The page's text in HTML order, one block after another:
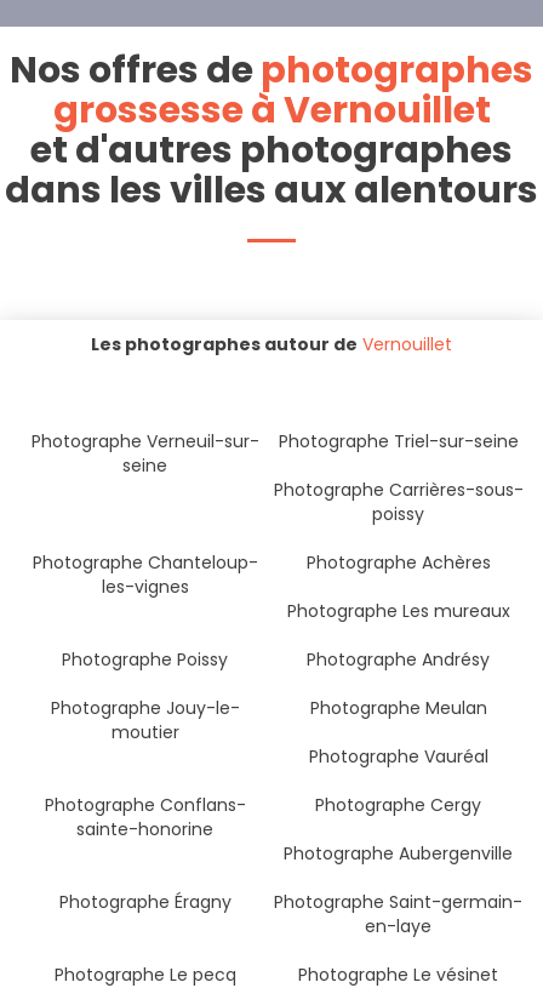
Nos offres dephotographes
grossesse à Vernouillet
et d'autres photographes
dans les villes aux alentours
Les photographes autour de Vernouillet
Photographe Verneuil-sur-
seine
Photographe Triel-sur-seine
Photographe Carrières-sous-
poissy
Photographe Chanteloup-
les-vignes
Photographe Achères
Photographe Les mureaux
Photographe Poissy
Photographe Andrésy
Photographe Jouy-le-
moutier
Photographe Meulan
Photographe Vauréal
Photographe Conflans-
sainte-honorine
Photographe Cergy
Photographe Aubergenville
Photographe Éragny
Photographe Saint-germain-
en-laye
Photographe Le pecq
Photographe Le vésinet